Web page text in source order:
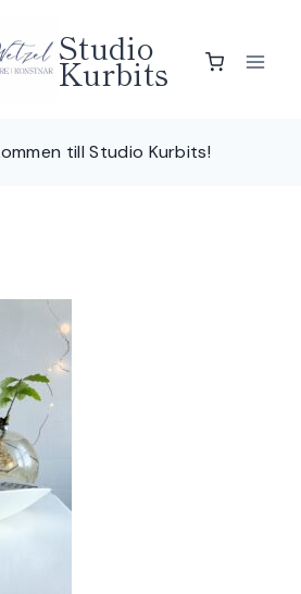
Studio
Kurbits
till Studio Kurbits!